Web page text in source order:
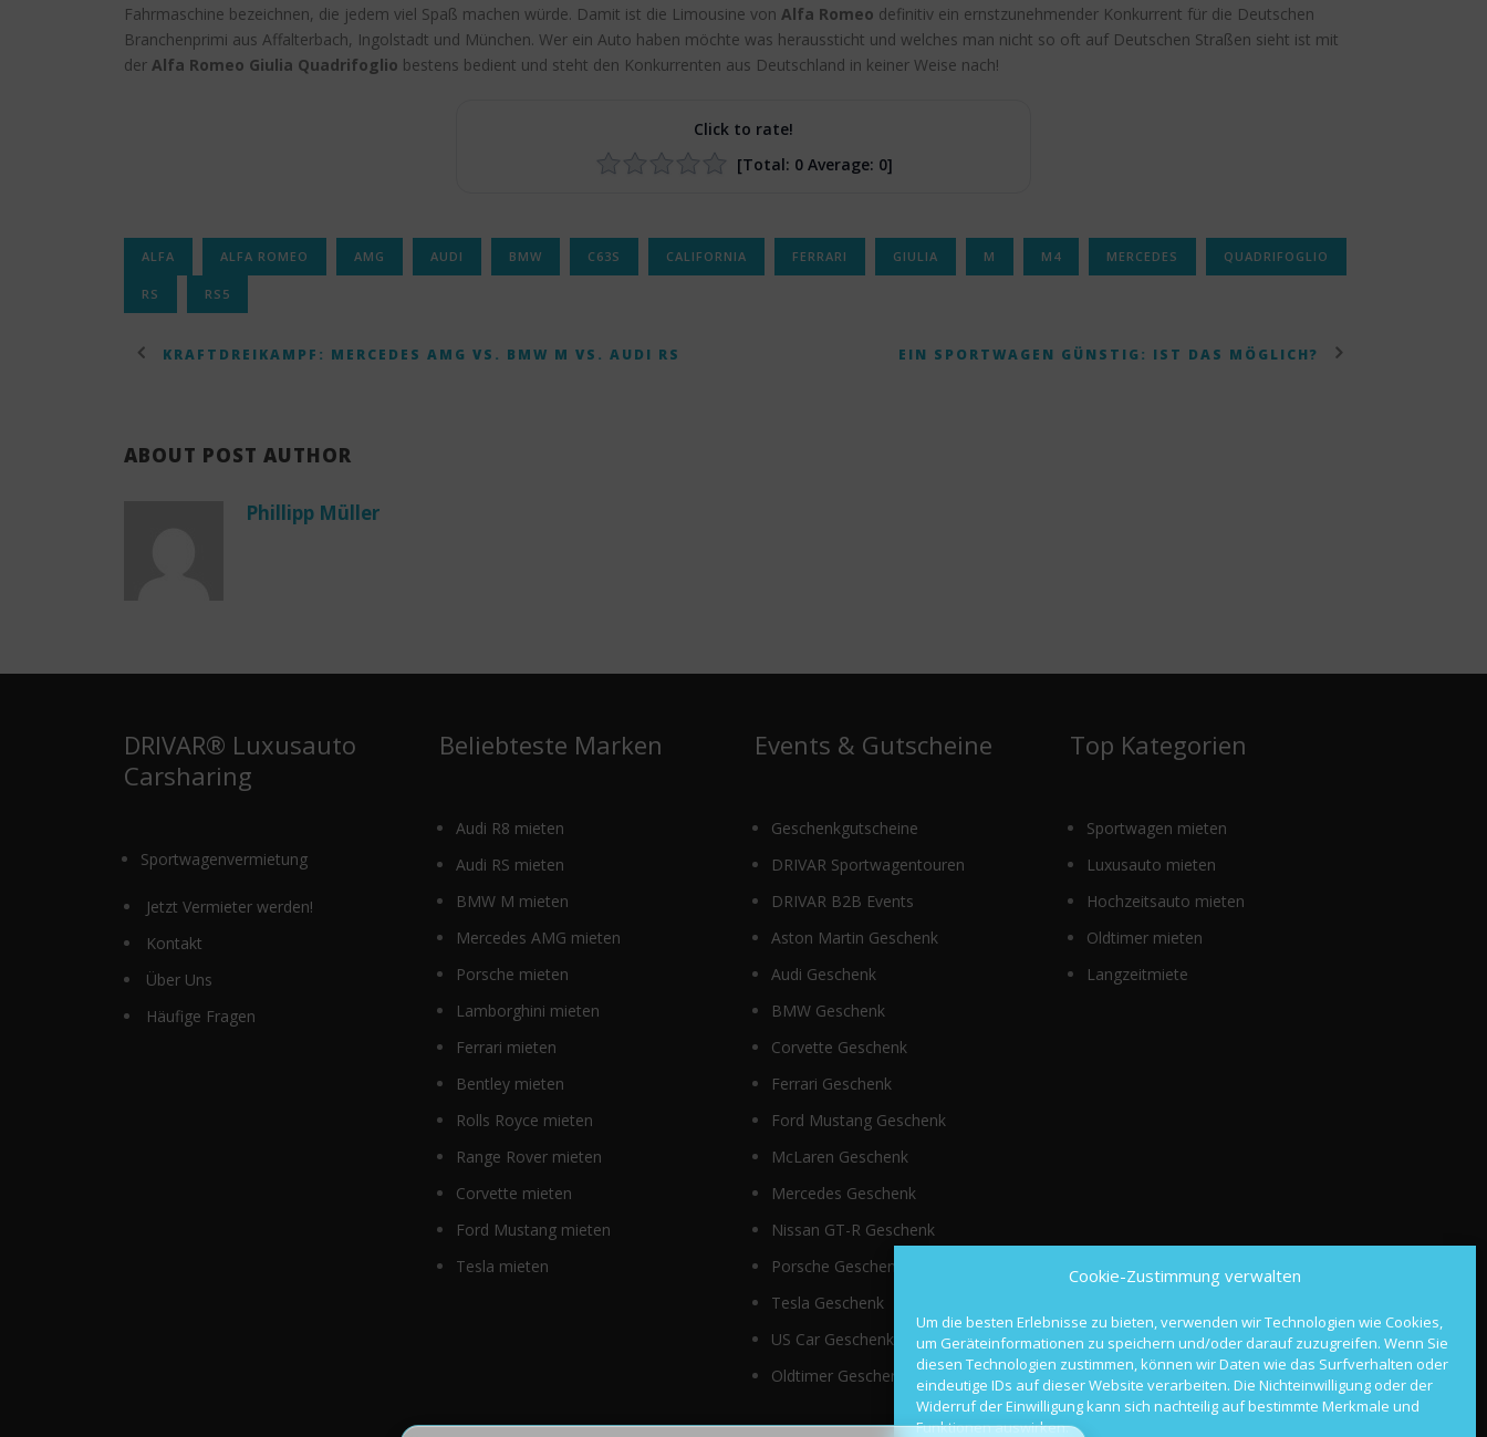
Cookie-Zustimmung verwalten
Um die besten Erlebnisse zu bieten, verwenden wir Technologien wie Cookies,
um Geräteinformationen zu speichern und/oder darauf zuzugreifen. Wenn Sie
diesen Technologien zustimmen, können wir Daten wie das Surfverhalten oder
eindeutige IDs auf dieser Website verarbeiten. Die Nichteinwilligung oder der
Widerruf der Einwilligung kann sich nachteilig auf bestimmte Merkmale und
Funktionen auswirken.
Fahrmaschine bezeichnen, die jedem viel Spaß machen würde. Damit ist die Limousine von Alfa Romeo definitiv ein ernstzunehmender Konkurrent für die Deutschen
Branchenprimi aus Affalterbach, Ingolstadt und München. Wer ein Auto haben möchte was heraussticht und welches man nicht so oft auf Deutschen Straßen sieht ist mit
der Alfa Romeo Giulia Quadrifoglio bestens bedient und steht den Konkurrenten aus Deutschland in keiner Weise nach!
Click to rate!
[Total: 0Average: 0]
ALFA ALFA ROMEO AMG AUDI BMW C63S CALIFORNIA FERRARI GIULIA M M4 MERCEDES QUADRIFOGLIO
RS RS5
KRAFTDREIKAMPF: MERCEDES AMG VS. BMW M VS. AUDI RS EIN SPORTWAGEN GÜNSTIG: IST DAS MÖGLICH?
ABOUT POST AUTHOR
Phillipp Müller
DRIVAR® Luxusauto
Carsharing
Sportwagenvermietung
Jetzt Vermieter werden!
Kontakt
Über Uns
Häufige Fragen
Beliebteste Marken
Audi R8 mieten
Audi RS mieten
BMW M mieten
Mercedes AMG mieten
Porsche mieten
Lamborghini mieten
Ferrari mieten
Bentley mieten
Rolls Royce mieten
Range Rover mieten
Corvette mieten
Ford Mustang mieten
Tesla mieten
Events & Gutscheine
Geschenkgutscheine
DRIVAR Sportwagentouren
DRIVAR B2B Events
Aston Martin Geschenk
Audi Geschenk
BMW Geschenk
Corvette Geschenk
Ferrari Geschenk
Ford Mustang Geschenk
McLaren Geschenk
Mercedes Geschenk
Nissan GT-R Geschenk
Porsche Geschenk
Tesla Geschenk
US Car Geschenk
Oldtimer Geschenk
Top Kategorien
Sportwagen mieten
Luxusauto mieten
Hochzeitsauto mieten
Oldtimer mieten
Langzeitmiete